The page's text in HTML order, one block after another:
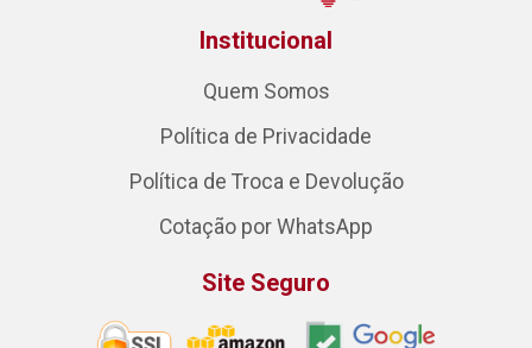
Institucional
Quem Somos
Política de Privacidade
Política de Troca e Devolução
Cotação por WhatsApp
Site Seguro